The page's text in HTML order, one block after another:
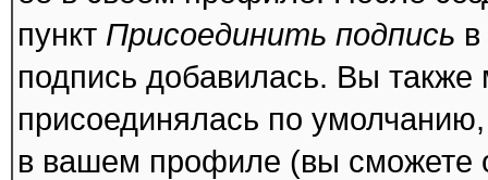
пункт Присоединить подпись
подпись добавилась. Вы
присоединялась по
в вашем профиле (вы сможете